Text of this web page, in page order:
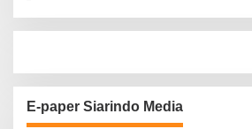
o
E-paper Siarindo Media